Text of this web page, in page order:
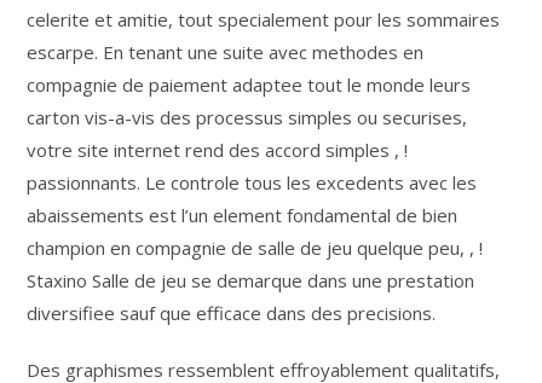
celerite et amitie, tout specialement pour les sommaires
escarpe. En tenant une suite avec methodes en
compagnie de paiement adaptee tout le monde leurs
carton vis-a-vis des processus simples ou securises,
votre site internet rend des accord simples , !
passionnants. Le controle tous les excedents avec les
abaissements est l’un element fondamental de bien
champion en compagnie de salle de jeu quelque peu, , !
Staxino Salle de jeu se demarque dans une prestation
diversifiee sauf que efficace dans des precisions.
Des graphismes ressemblent effroyablement qualitatifs,